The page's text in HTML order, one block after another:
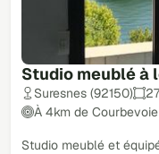
Studio meublé à
Suresnes (92150)
À 4km de Courbevoie
Studio meublé et